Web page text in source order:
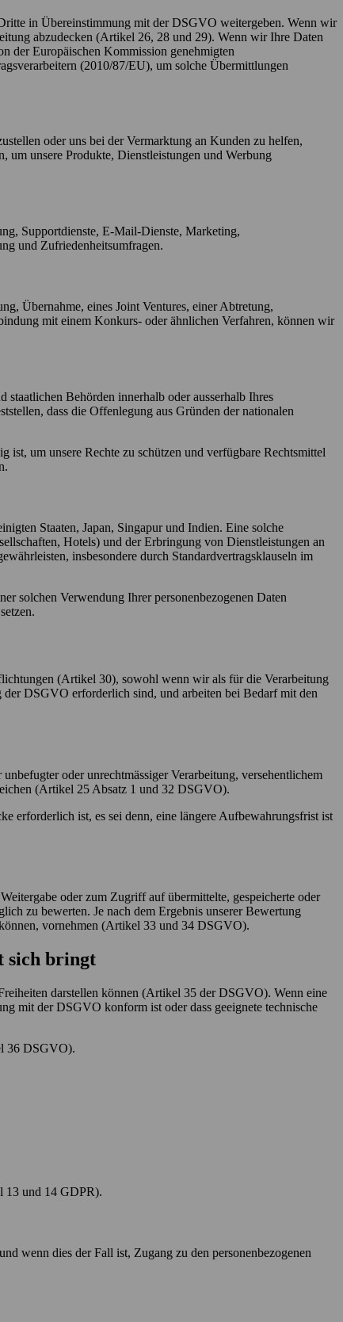
in Übereinstimmung mit der DSGVO weitergeben. Wenn wir
abzudecken (Artikel 26, 28 und 29). Wenn wir Ihre Daten
der Europäischen Kommission genehmigten
(2010/87/EU), um solche Übermittlungen
oder uns bei der Vermarktung an Kunden zu helfen,
um unsere Produkte, Dienstleistungen und Werbung
Supportdienste, E-Mail-Dienste, Marketing,
und Zufriedenheitsumfragen.
Übernahme, eines Joint Ventures, einer Abtretung,
mit einem Konkurs- oder ähnlichen Verfahren, können wir
Behörden innerhalb oder ausserhalb Ihres
dass die Offenlegung aus Gründen der nationalen
um unsere Rechte zu schützen und verfügbare Rechtsmittel
Staaten, Japan, Singapur und Indien. Eine solche
Hotels) und der Erbringung von Dienstleistungen an
insbesondere durch Standardvertragsklauseln im
solchen Verwendung Ihrer personenbezogenen Daten
(Artikel 30), sowohl wenn wir als für die Verarbeitung
DSGVO erforderlich sind, und arbeiten bei Bedarf mit den
oder unrechtmässiger Verarbeitung, versehentlichem
(Artikel 25 Absatz 1 und 32 DSGVO).
erforderlich ist, es sei denn, eine längere Aufbewahrungsfrist ist
oder zum Zugriff auf übermittelte, gespeicherte oder
zu bewerten. Je nach dem Ergebnis unserer Bewertung
vornehmen (Artikel 33 und 34 DSGVO).
sich bringt
darstellen können (Artikel 35 der DSGVO). Wenn eine
mit der DSGVO konform ist oder dass geeignete technische
36 DSGVO).
13 und 14 GDPR).
wenn dies der Fall ist, Zugang zu den personenbezogenen